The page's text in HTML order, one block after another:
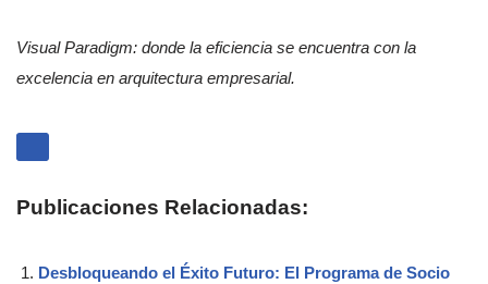
Visual Paradigm: donde la eficiencia se encuentra con la
excelencia en arquitectura empresarial.
Publicaciones Relacionadas:
Desbloqueando el Éxito Futuro: El Programa de Socio